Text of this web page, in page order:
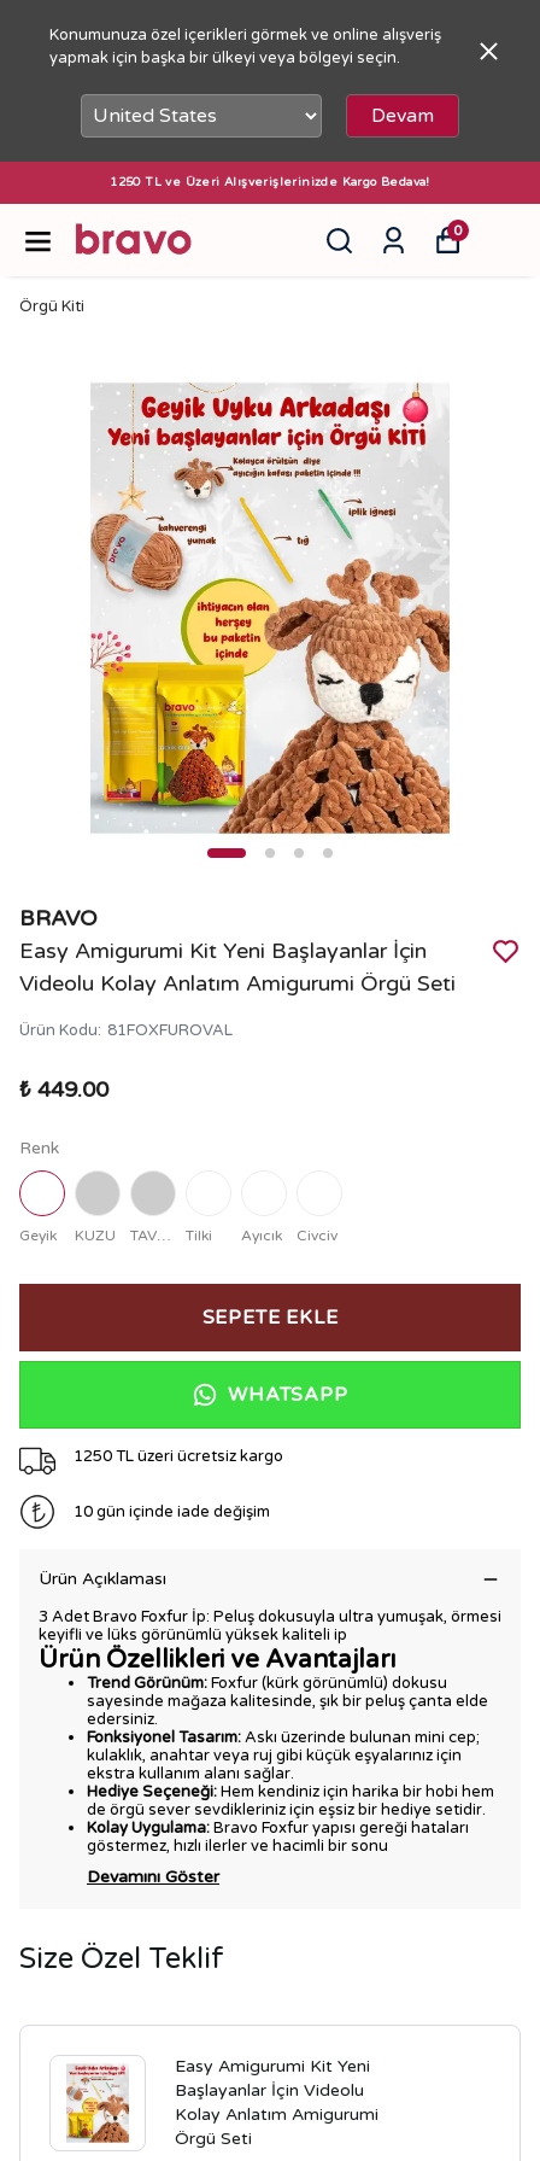
Konumunuza özel içerikleri görmek ve online alışveriş
yapmak için başka bir ülkeyi veya bölgeyi seçin.
Devam
1250 TL ve Üzeri Alışverişlerinizde Kargo Bedava!
0
Örgü Kiti
BRAVO
Easy Amigurumi Kit Yeni Başlayanlar İçin
Videolu Kolay Anlatım Amigurumi Örgü Seti
Ürün Kodu: 81FOXFUROVAL
₺ 449.00
Renk
Geyik KUZU TAVŞAN Tilki Ayıcık Civciv
SEPETE EKLE
WHATSAPP
1250 TL üzeri ücretsiz kargo
10 gün içinde iade değişim
Ürün Açıklaması
3 Adet Bravo Foxfur İp: Peluş dokusuyla ultra yumuşak, örmesi
keyifli ve lüks görünümlü yüksek kaliteli ip
Ürün Özellikleri ve Avantajları
Trend Görünüm:Foxfur (kürk görünümlü) dokusu
sayesinde mağaza kalitesinde, şık bir peluş çanta elde
edersiniz.
Fonksiyonel Tasarım:Askı üzerinde bulunan mini cep;
kulaklık, anahtar veya ruj gibi küçük eşyalarınız için
ekstra kullanım alanı sağlar.
Hediye Seçeneği:Hem kendiniz için harika bir hobi hem
de örgü sever sevdikleriniz için eşsiz bir hediye setidir.
Kolay Uygulama:Bravo Foxfur yapısı gereği hataları
göstermez, hızlı ilerler ve hacimli bir sonu
Devamını Göster
Size Özel Teklif
Easy Amigurumi Kit Yeni
Başlayanlar İçin Videolu
Kolay Anlatım Amigurumi
Örgü Seti